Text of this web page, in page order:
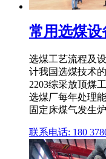
常用选煤设
选煤工艺流程及
计我国选煤技术
2203综采放顶煤
选煤厂每年处理
固定床煤气发生
联系电话: 180